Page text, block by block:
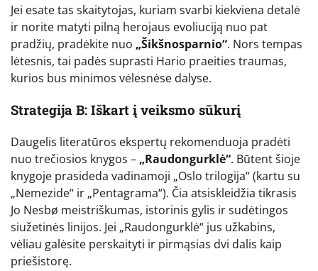
Jei esate tas skaitytojas, kuriam svarbi kiekviena detalė
ir norite matyti pilną herojaus evoliuciją nuo pat
pradžių, pradėkite nuo „Šikšnosparnio“. Nors tempas
lėtesnis, tai padės suprasti Hario praeities traumas,
kurios bus minimos vėlesnėse dalyse.
Strategija B: Iškart į veiksmo sūkurį
Daugelis literatūros ekspertų rekomenduoja pradėti
nuo trečiosios knygos – „Raudongurklė“. Būtent šioje
knygoje prasideda vadinamoji „Oslo trilogija“ (kartu su
„Nemezide“ ir „Pentagrama“). Čia atsiskleidžia tikrasis
Jo Nesbø meistriškumas, istorinis gylis ir sudėtingos
siužetinės linijos. Jei „Raudongurklė“ jus užkabins,
vėliau galėsite perskaityti ir pirmąsias dvi dalis kaip
priešistorę.